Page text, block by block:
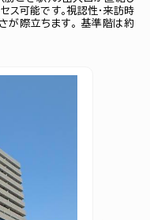
ス可能です。視認性・来訪時
が際立ちます。 基準階は約